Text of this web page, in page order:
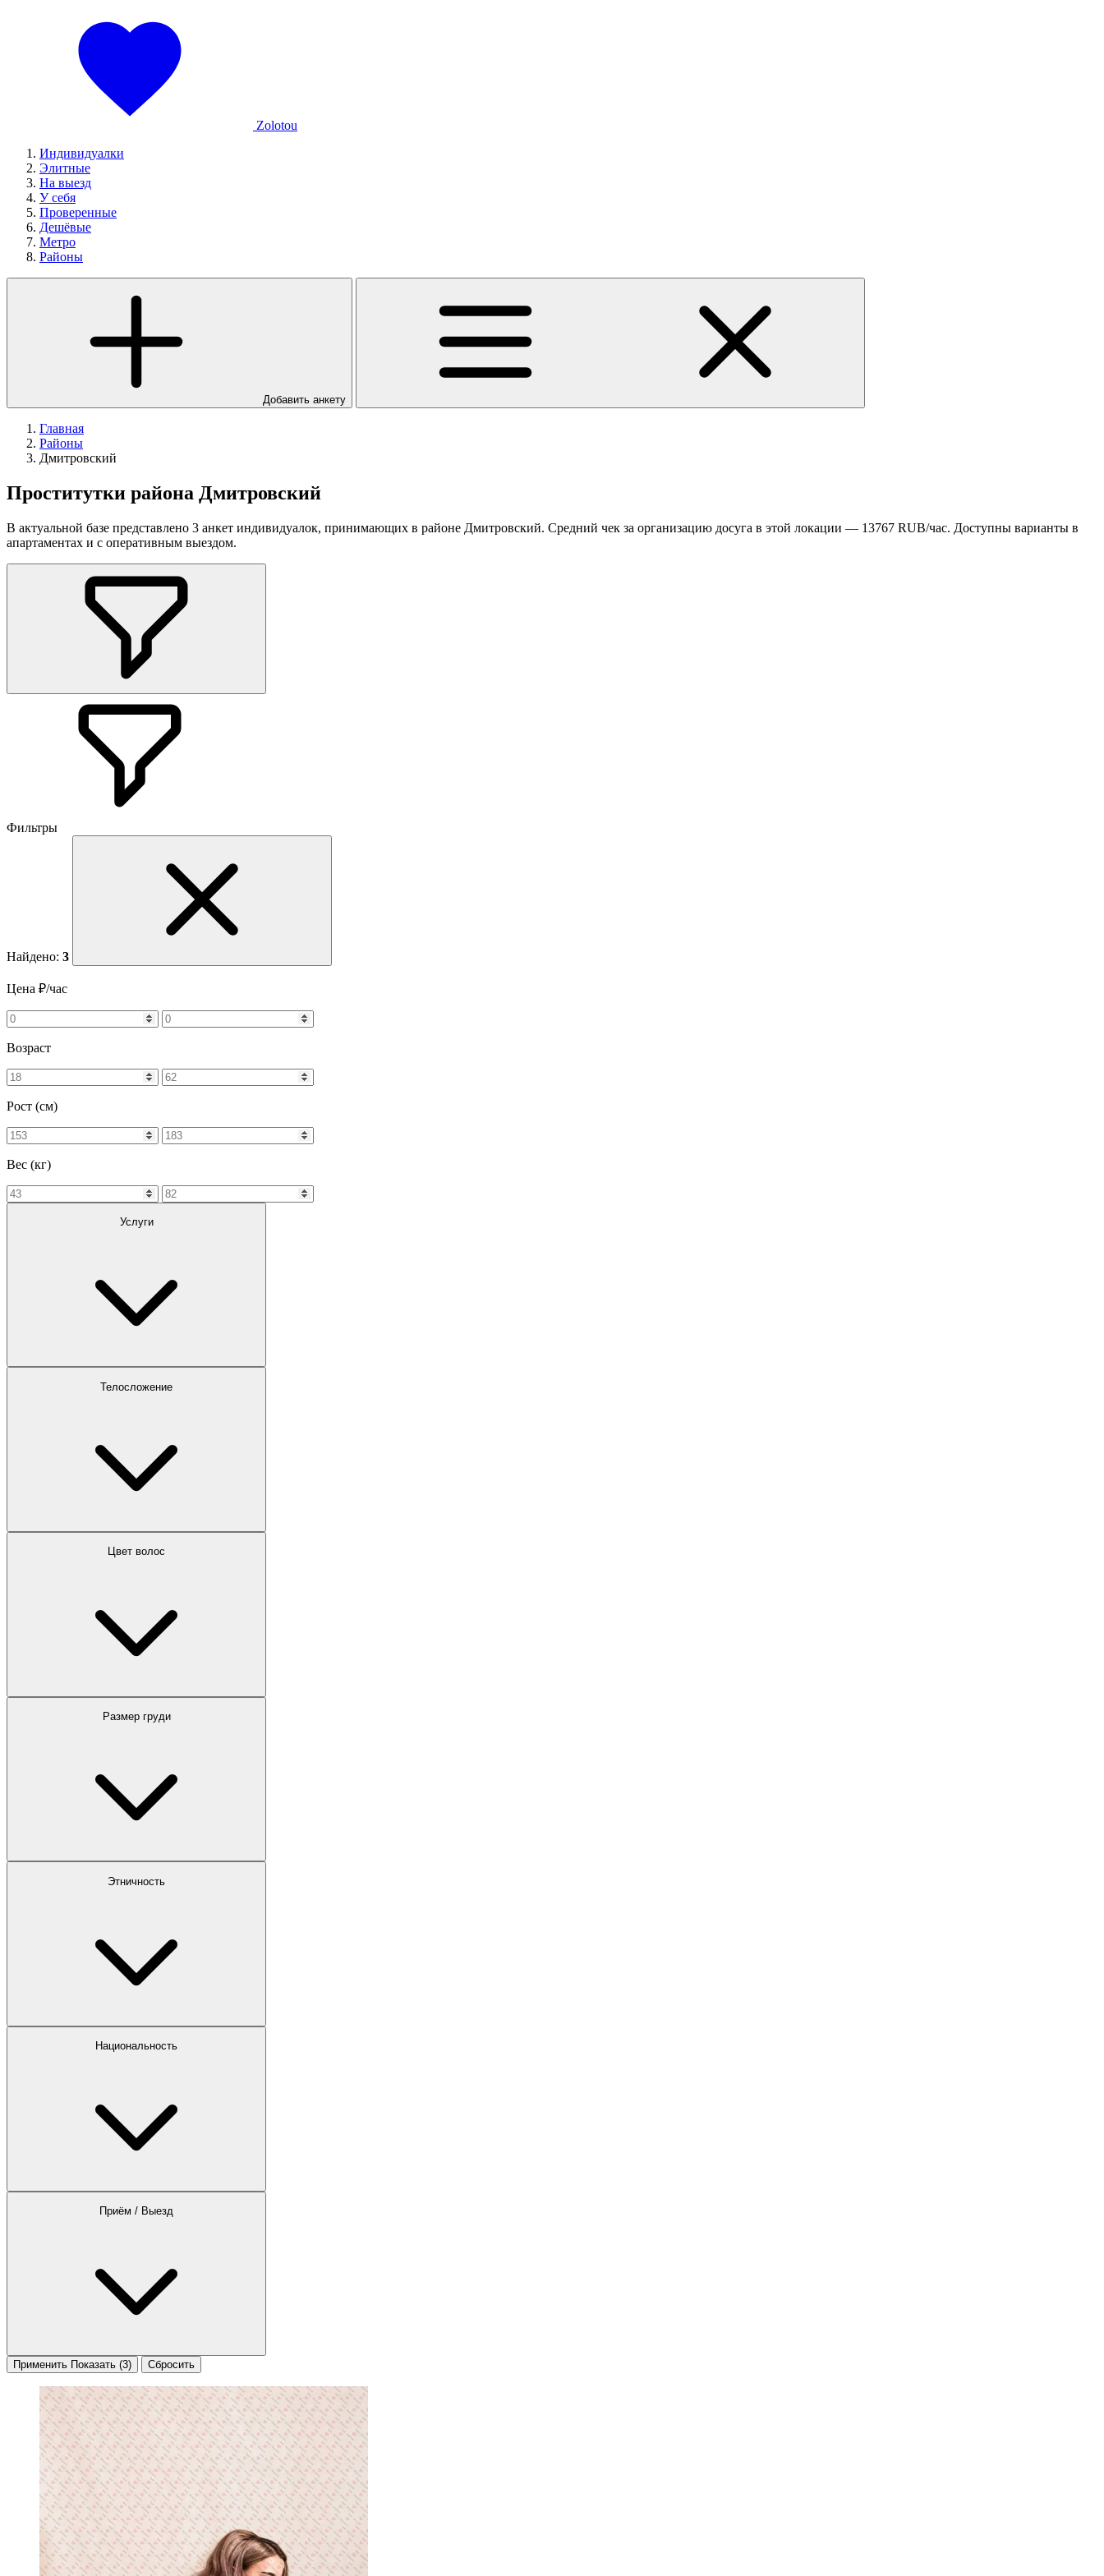
Zolotou
Индивидуалки
Элитные
На выезд
У себя
Проверенные
Дешёвые
Метро
Районы
Добавить анкету
Главная
Районы
Дмитровский
Проститутки района Дмитровский
В актуальной базе представлено 3 анкет индивидуалок, принимающих в районе Дмитровский. Средний чек за организацию досуга в этой локации — 13767 RUB/час. Доступны варианты в
апартаментах и с оперативным выездом.
Фильтры
Найдено: 3
Цена ₽/час
Возраст
Рост (см)
Вес (кг)
Услуги
Телосложение
Цвет волос
Размер груди
Этничность
Национальность
Приём / Выезд
Применить Показать (3) Сбросить